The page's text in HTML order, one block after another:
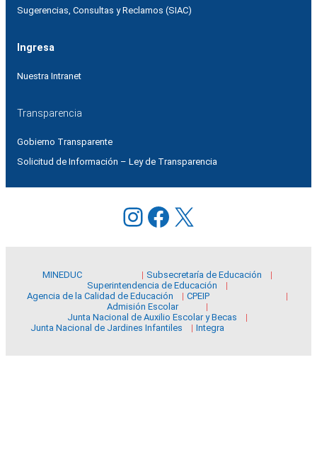
Sugerencias, Consultas y Reclamos (SIAC)
Ingresa
Nuestra Intranet
Transparencia
Gobierno Transparente
Solicitud de Información – Ley de Transparencia
Instagram
Facebook
X
MINEDUC
Subsecretaría de Educación
Superintendencia de Educación
Agencia de la Calidad de Educación
CPEIP
Admisión Escolar
Junta Nacional de Auxilio Escolar y Becas
Junta Nacional de Jardines Infantiles
Integra